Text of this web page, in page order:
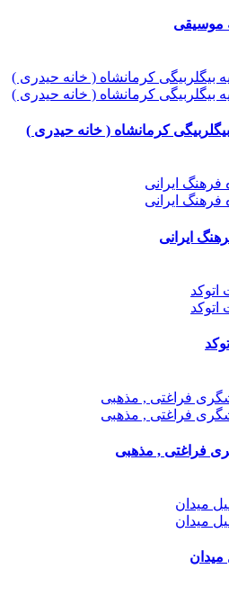
موسیقی
کرمانشاه ( خانه حیدری )
ایرانی
فراغتی , مذهبی
میدان